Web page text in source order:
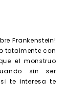
Frankenstein!
totalmente con
el monstruo
sin ser
te interesa te